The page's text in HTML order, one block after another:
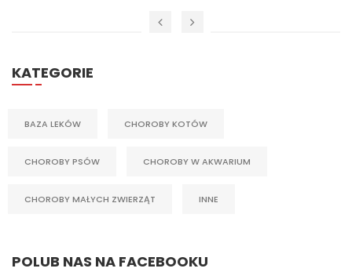
KATEGORIE
BAZA LEKÓW CHOROBY KOTÓW
CHOROBY PSÓW CHOROBY W AKWARIUM
CHOROBY MAŁYCH ZWIERZĄT INNE
POLUB NAS NA FACEBOOKU